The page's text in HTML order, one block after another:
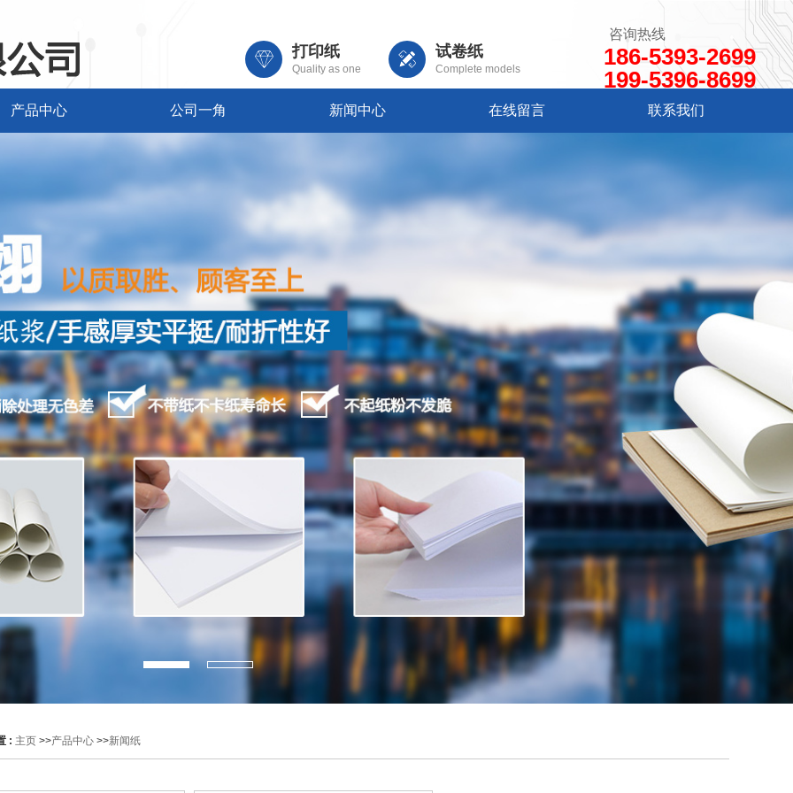
打印纸
Quality as one
试卷纸
Complete models
咨询热线
186-5393-2699
199-5396-8699
产品中心 公司一角 新闻中心 在线留言 联系我们
: 主页 >>产品中心 >>新闻纸